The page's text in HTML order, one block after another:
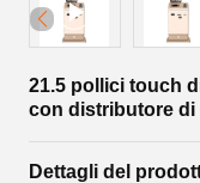
21.5 pollici touch
con distributore di
Dettagli del